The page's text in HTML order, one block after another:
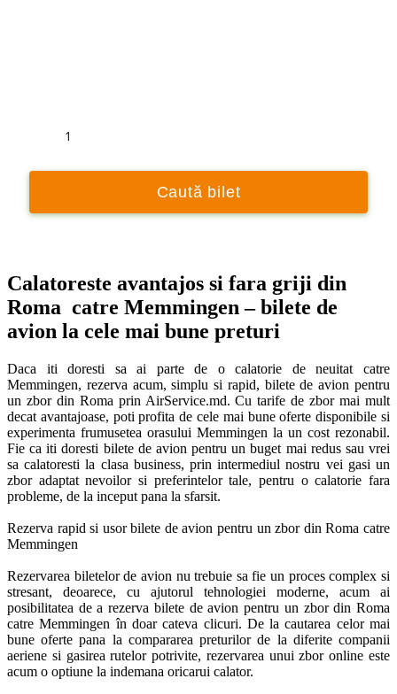
1
Caută bilet
Calatoreste avantajos si fara griji din
Roma  catre Memmingen – bilete de
avion la cele mai bune preturi
Daca iti doresti sa ai parte de o calatorie de neuitat catre
Memmingen, rezerva acum, simplu si rapid, bilete de avion pentru
un zbor din Roma prin AirService.md. Cu tarife de zbor mai mult
decat avantajoase, poti profita de cele mai bune oferte disponibile si
experimenta frumusetea orasului Memmingen la un cost rezonabil.
Fie ca iti doresti bilete de avion pentru un buget mai redus sau vrei
sa calatoresti la clasa business, prin intermediul nostru vei gasi un
zbor adaptat nevoilor si preferintelor tale, pentru o calatorie fara
probleme, de la inceput pana la sfarsit.
Rezerva rapid si usor bilete de avion pentru un zbor din Roma catre
Memmingen
Rezervarea biletelor de avion nu trebuie sa fie un proces complex si
stresant, deoarece, cu ajutorul tehnologiei moderne, acum ai
posibilitatea de a rezerva bilete de avion pentru un zbor din Roma
catre Memmingen în doar cateva clicuri. De la cautarea celor mai
bune oferte pana la compararea preturilor de la diferite companii
aeriene si gasirea rutelor potrivite, rezervarea unui zbor online este
acum o optiune la indemana oricarui calator.